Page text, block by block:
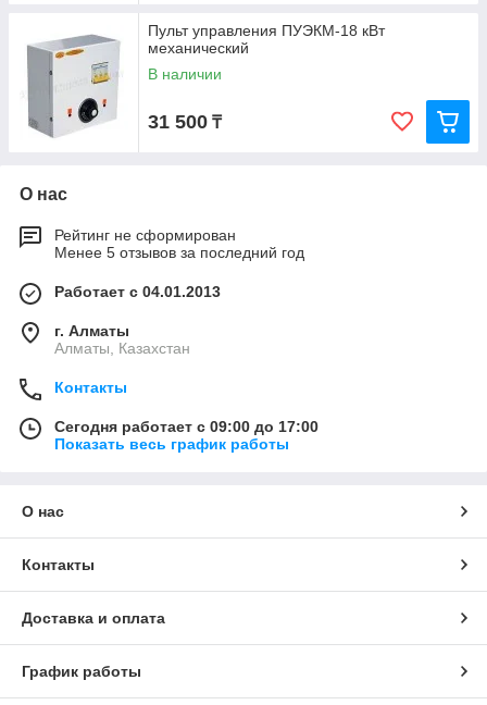
Пульт управления ПУЭКМ-18 кВт
механический
В наличии
31 500 ₸
О нас
Рейтинг не сформирован
Менее 5 отзывов за последний год
Работает с 04.01.2013
г. Алматы
Алматы, Казахстан
Контакты
Сегодня работает с 09:00 до 17:00
Показать весь график работы
О нас
Контакты
Доставка и оплата
График работы